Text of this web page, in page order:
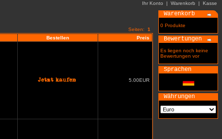
Ihr Konto | Warenkorb | Kasse
Seiten: 1
Bestellen Preis
5.00EUR
Warenkorb
0 Produkte
Bewertungen
Es liegen noch keine
Bewertungen vor
Sprachen
Währungen